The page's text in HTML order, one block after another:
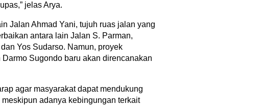
jelas Arya.
Jalan Ahmad Yani, tujuh ruas jalan yang
antara lain Jalan S. Parman,
Yos Sudarso. Namun, proyek
Sugondo baru akan direncanakan
agar masyarakat dapat mendukung
adanya kebingungan terkait